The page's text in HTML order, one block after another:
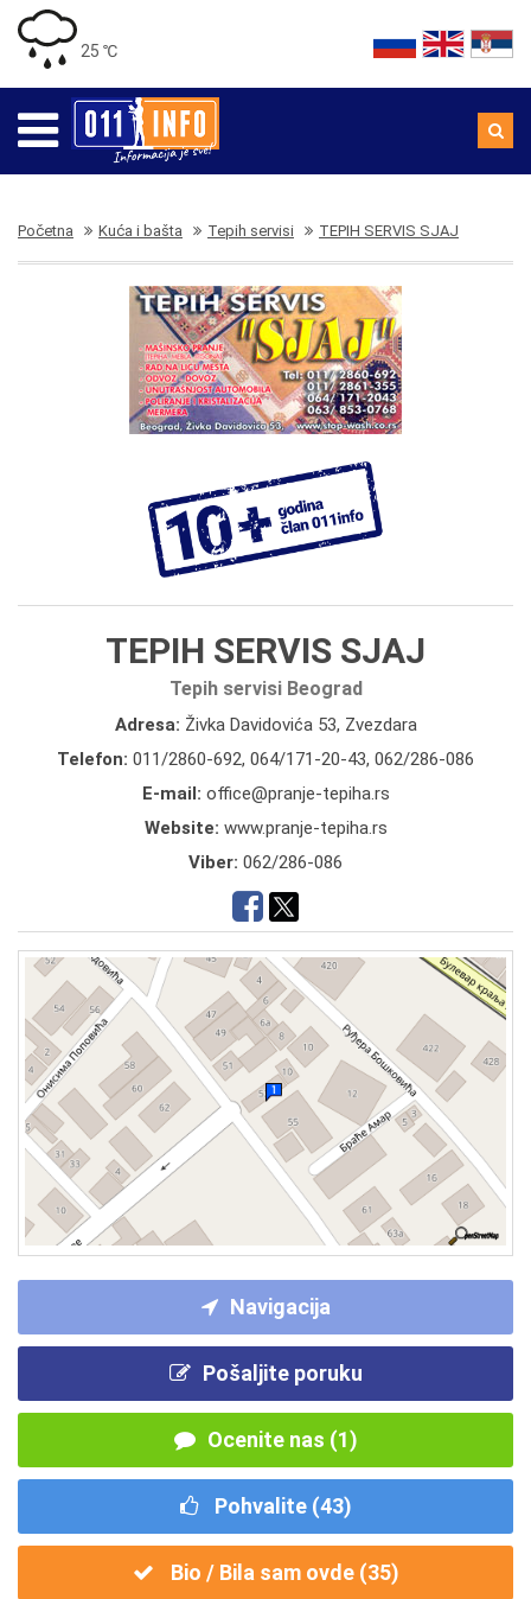
25 ℃
Početna Kuća i bašta Tepih servisi TEPIH SERVIS SJAJ
TEPIH SERVIS SJAJ
Tepih servisi Beograd
Adresa: Živka Davidovića 53, Zvezdara
Telefon: 011/2860-692, 064/171-20-43, 062/286-086
E-mail: office@pranje-tepiha.rs
Website: www.pranje-tepiha.rs
Viber: 062/286-086
Navigacija
Pošaljite poruku
Ocenite nas (1)
Pohvalite (43)
Bio / Bila sam ovde (35)